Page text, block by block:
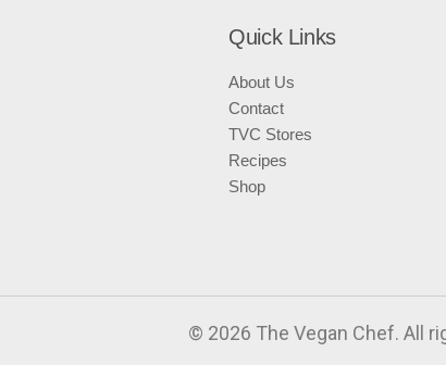
Quick Links
About Us
Contact
TVC Stores
Recipes
Shop
© 2026 The Vegan Chef. All